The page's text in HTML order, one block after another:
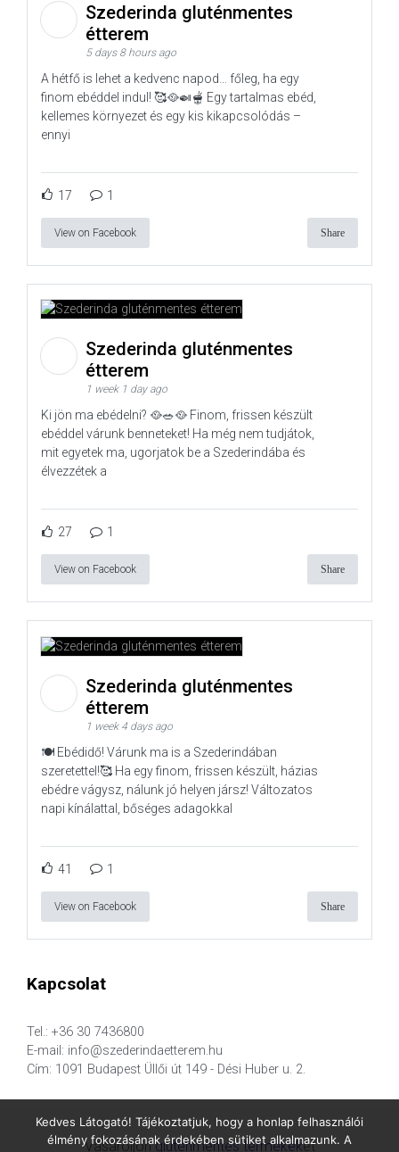
Szederinda gluténmentes
étterem
5 days 8 hours ago
A hétfő is lehet a kedvenc napod… főleg, ha egy
finom ebéddel indul! 🥰🥘🍛🫕 Egy tartalmas ebéd,
kellemes környezet és egy kis kikapcsolódás –
ennyi
17 1
View on Facebook Share
Szederinda gluténmentes
étterem
1 week 1 day ago
Ki jön ma ebédelni? 🥘🥗🥘 Finom, frissen készült
ebéddel várunk benneteket! Ha még nem tudjátok,
mit egyetek ma, ugorjatok be a Szederindába és
élvezzétek a
27 1
View on Facebook Share
Szederinda gluténmentes
étterem
1 week 4 days ago
🍽️ Ebédidő! Várunk ma is a Szederindában
szeretettel!🥰 Ha egy finom, frissen készült, házias
ebédre vágysz, nálunk jó helyen jársz! Változatos
napi kínálattal, bőséges adagokkal
41 1
View on Facebook Share
Kapcsolat
Tel.: +36 30 7436800
E-mail: info@szederindaetterem.hu
Cím: 1091 Budapest Üllői út 149 - Dési Huber u. 2.
Vásároljongluténmentes termékeket
Kedves Látogató! Tájékoztatjuk, hogy a honlap felhasználói
élmény fokozásának érdekében sütiket alkalmazunk. A